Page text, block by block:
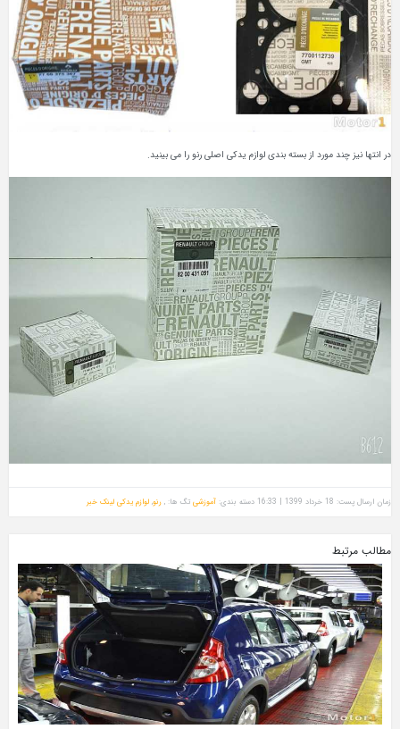
در انتها نیز چند مورد از بسته بندی لوازم یدکی اصلی رنو را می بینید.
زمان ارسال پست: 18 خرداد 1399 | 16:33 دسته بندی: آموزشی تگ ها: , رنو, لوازم یدکی لینک خبر
مطالب مرتبط